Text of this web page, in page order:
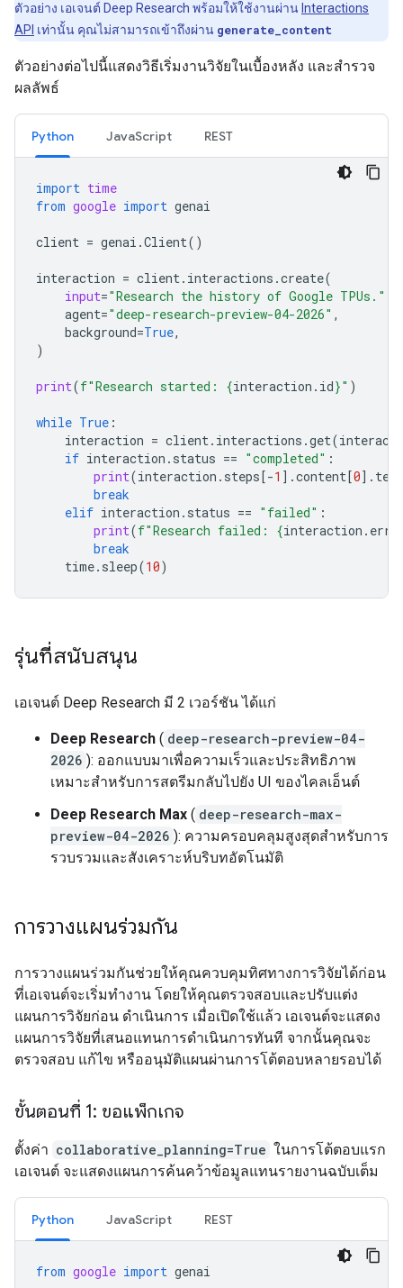
ตัวอย่าง เอเจนต์ Deep Research พร้อมให้ใช้งานผ่าน Interactions
API เท่านั้น คุณไม่สามารถเข้าถึงผ่าน generate_content
ตัวอย่างต่อไปนี้แสดงวิธีเริ่มงานวิจัยในเบื้องหลัง และสำรวจ
ผลลัพธ์
Python JavaScript REST
import time
from google import genai
client = genai .Client()
interaction = client. interactions .create(
input="Research the history of Google TPUs."
agent="deep-research-preview-04-2026" ,
background=True,
)
print(f"Research started: {interaction . id}" )
while True :
interaction = client. interactions .get(
if interaction . status == "completed" :
print(interaction . steps[-1 ] .content[0] . text
break
elif interaction . status == "failed" :
print(f"Research failed: {interaction .
break
time. sleep(10)
รุ่นที่สนับสนุน
เอเจนต์ Deep Research มี 2 เวอร์ชัน ได้แก่
Deep Research ( deep-research-preview-04-
2026 ): ออกแบบมาเพื่อความเร็วและประสิทธิภาพ
เหมาะสำหรับการสตรีมกลับไปยัง UI ของไคลเอ็นต์
Deep Research Max ( deep-research-max-
preview-04-2026 ): ความครอบคลุมสูงสุดสำหรับการ
รวบรวมและสังเคราะห์บริบทอัตโนมัติ
การวางแผนร่วมกัน
การวางแผนร่วมกันช่วยให้คุณควบคุมทิศทางการวิจัยได้ก่อน
ที่เอเจนต์จะเริ่มทำงาน โดยให้คุณตรวจสอบและปรับแต่ง
แผนการวิจัยก่อน ดำเนินการ เมื่อเปิดใช้แล้ว เอเจนต์จะแสดง
แผนการวิจัยที่เสนอแทนการดำเนินการทันที จากนั้นคุณจะ
ตรวจสอบ แก้ไข หรืออนุมัติแผนผ่านการโต้ตอบหลายรอบได้
ขั้นตอนที่ 1: ขอแพ็กเกจ
ตั้งค่า collaborative_planning=True ในการโต้ตอบแรก
เอเจนต์ จะแสดงแผนการค้นคว้าข้อมูลแทนรายงานฉบับเต็ม
Python JavaScript REST
from google import genai